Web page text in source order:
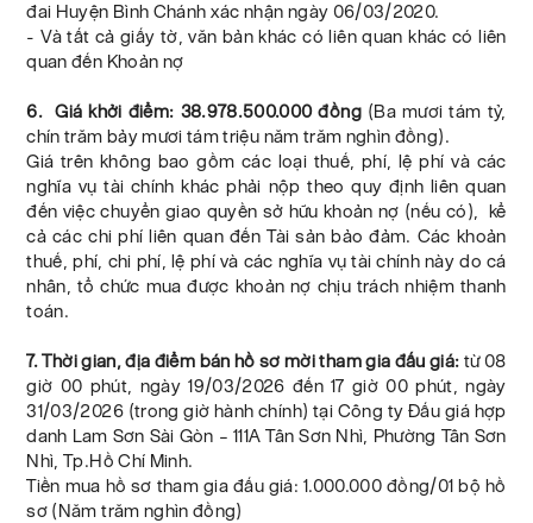
đai Huyện Bình Chánh xác nhận ngày 06/03/2020.
- Và tất cả giấy tờ, văn bản khác có liên quan khác có liên
quan đến Khoản nợ
6. Giá khởi điểm: 38.978.500.000 đồng (Ba mươi tám tỷ,
chín trăm bảy mươi tám triệu năm trăm nghìn đồng).
Giá trên không bao gồm các loại thuế, phí, lệ phí và các
nghĩa vụ tài chính khác phải nộp theo quy định liên quan
đến việc chuyển giao quyền sở hữu khoản nợ (nếu có), kể
cả các chi phí liên quan đến Tài sản bảo đảm. Các khoản
thuế, phí, chi phí, lệ phí và các nghĩa vụ tài chính này do cá
nhân, tổ chức mua được khoản nợ chịu trách nhiệm thanh
toán.
7. Thời gian, địa điểm bán hồ sơ mời tham gia đấu giá: từ 08
giờ 00 phút, ngày 19/03/2026 đến 17 giờ 00 phút, ngày
31/03/2026 (trong giờ hành chính) tại Công ty Đấu giá hợp
danh Lam Sơn Sài Gòn – 111A Tân Sơn Nhì, Phường Tân Sơn
Nhì, Tp.Hồ Chí Minh.
Tiền mua hồ sơ tham gia đấu giá: 1.000.000 đồng/01 bộ hồ
sơ (Năm trăm nghìn đồng)